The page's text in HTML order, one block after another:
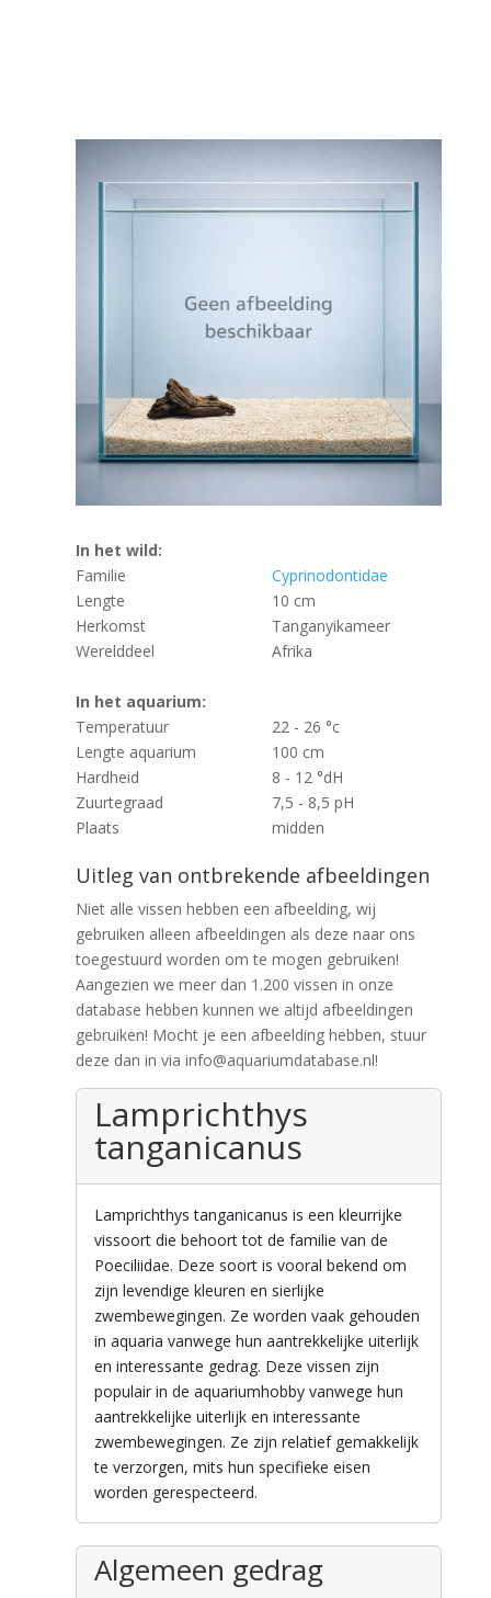
In het wild:
Familie
Cyprinodontidae
Lengte
10 cm
Herkomst
Tanganyikameer
Werelddeel
Afrika
In het aquarium:
Temperatuur
22 - 26 °c
Lengte aquarium
100 cm
Hardheid
8 - 12 °dH
Zuurtegraad
7,5 - 8,5 pH
Plaats
midden
Uitleg van ontbrekende afbeeldingen
Niet alle vissen hebben een afbeelding, wij
gebruiken alleen afbeeldingen als deze naar ons
toegestuurd worden om te mogen gebruiken!
Aangezien we meer dan 1.200 vissen in onze
database hebben kunnen we altijd afbeeldingen
gebruiken! Mocht je een afbeelding hebben, stuur
deze dan in via info@aquariumdatabase.nl!
Lamprichthys
tanganicanus
Lamprichthys tanganicanus is een kleurrijke
vissoort die behoort tot de familie van de
Poeciliidae. Deze soort is vooral bekend om
zijn levendige kleuren en sierlijke
zwembewegingen. Ze worden vaak gehouden
in aquaria vanwege hun aantrekkelijke uiterlijk
en interessante gedrag. Deze vissen zijn
populair in de aquariumhobby vanwege hun
aantrekkelijke uiterlijk en interessante
zwembewegingen. Ze zijn relatief gemakkelijk
te verzorgen, mits hun specifieke eisen
worden gerespecteerd.
Algemeen gedrag